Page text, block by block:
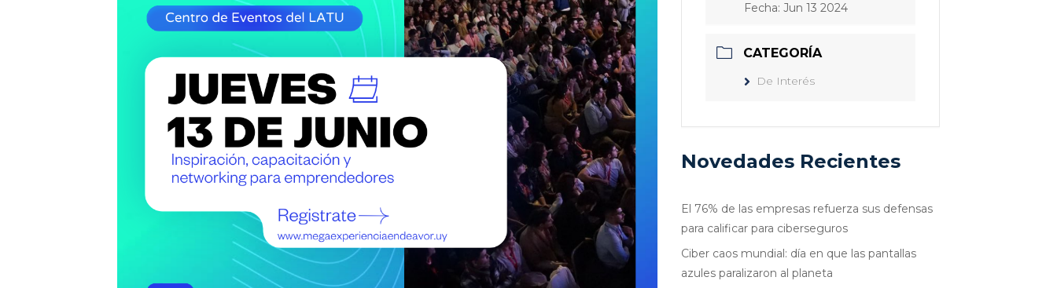
Fecha:Jun 13 2024
CATEGORÍA
De Interés
Novedades Recientes
El 76% de las empresas refuerza sus defensas
para calificar para ciberseguros
Ciber caos mundial: día en que las pantallas
azules paralizaron al planeta